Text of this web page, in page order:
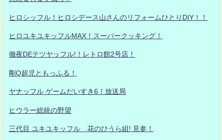
ヒロシッフル！ヒロシデース山さんのリフォームひとりDIY！！
ヒロユキユキッフルMAX！スーパークッキング！
徹夜DEテツヤッフル!！レトロ館2号店！
剛Q超児ともっふる！
ヤナッフル ゲームだいすき6！放送局
ヒウラー総統の野望
三代目 ユキユキッフル 花のひうら組! 見参！